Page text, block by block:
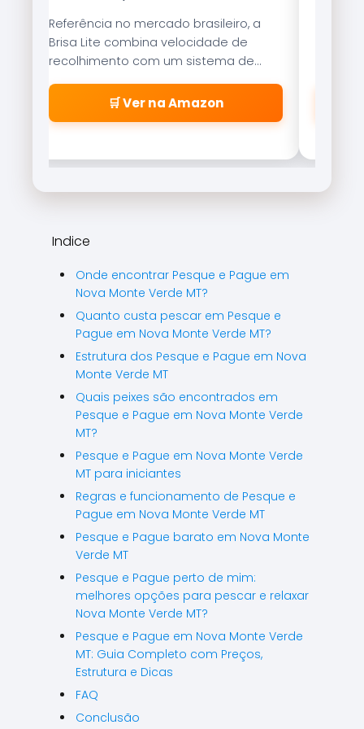
Referência no mercado brasileiro, a
Brisa Lite combina velocidade de
recolhimento com um sistema de
freio magnético que evita as famosas
\\\\\\\\\\\\\\\\\\\\\\\\\\\\\\\\
\\\\\\\\\\\\\\\\\\\\\\\\\\\\\\\\
\\\\\\\\\\\\\\\\\\\\\\\\\\\\\\\\
\\\\\\\\".
🛒 Ver na Amazon
Indice
Onde encontrar Pesque e Pague em
Nova Monte Verde MT?
Quanto custa pescar em Pesque e
Pague em Nova Monte Verde MT?
Estrutura dos Pesque e Pague em Nova
Monte Verde MT
Quais peixes são encontrados em
Pesque e Pague em Nova Monte Verde
MT?
Pesque e Pague em Nova Monte Verde
MT para iniciantes
Regras e funcionamento de Pesque e
Pague em Nova Monte Verde MT
Pesque e Pague barato em Nova Monte
Verde MT
Pesque e Pague perto de mim:
melhores opções para pescar e relaxar
Nova Monte Verde MT?
Pesque e Pague em Nova Monte Verde
MT: Guia Completo com Preços,
Estrutura e Dicas
FAQ
Conclusão